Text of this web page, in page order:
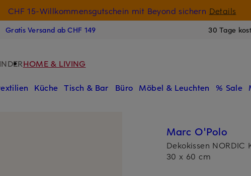
CHF 15-Willkommensgutschein mit Beyond sichern Details
Gratis Versand ab CHF 149 30 Tage
HOME & LIVING
Küche Tisch & Bar Büro Möbel & Leuchten % Sale
Marc O'Polo
Dekokissen NORDIC
30 x 60 cm